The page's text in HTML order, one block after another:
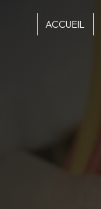
ACCUEIL